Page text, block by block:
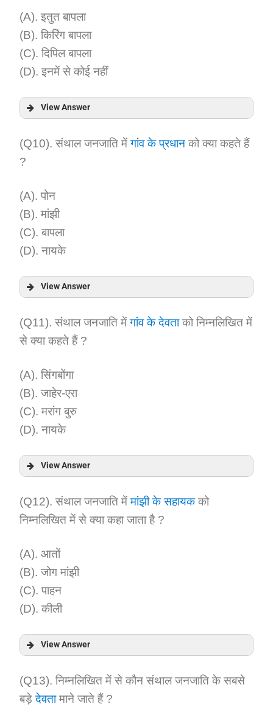
(A). इतुत बापला
(B). किरिंग बापला
(C). दिपिल बापला
(D). इनमें से कोई नहीं
View Answer
Answer:
(Q10). संथाल जनजाति मेंगांव के प्रधान को क्या कहते हैं
?
(A). पोन
(B). मांझी
(C). बापला
(D). नायके
View Answer
Answer:
(Q11). संथाल जनजाति मेंगांव के देवताको निम्नलिखित में
से क्या कहते हैं ?
(A). सिंगबोंगा
(B). जाहेर-एरा
(C). मरांग बुरु
(D). नायके
View Answer
Answer:
(Q12). संथाल जनजाति मेंमांझी के सहायकको
निम्नलिखित में से क्या कहा जाता है ?
(A). आतों
(B). जोग मांझी
(C). पाहन
(D). कीली
View Answer
Answer:
(Q13). निम्नलिखित में से कौन संथाल जनजाति के सबसे
बड़ेदेवतामाने जाते हैं ?